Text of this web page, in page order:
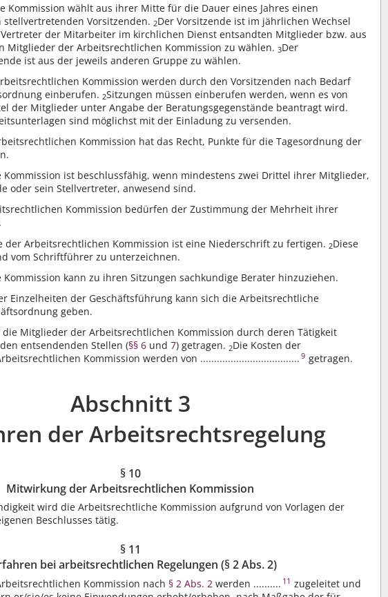
Kommission wählt aus ihrer Mitte für die Dauer eines Jahres einen
Vorsitzenden. 2Der Vorsitzende ist im jährlichen Wechsel
der Mitarbeiter im kirchlichen Dienst entsandten Mitglieder bzw. aus
Mitglieder der Arbeitsrechtlichen Kommission zu wählen.3Der
ist aus der jeweils anderen Gruppe zu wählen.
Kommission werden durch den Vorsitzenden nach Bedarf
einberufen. 2Sitzungen müssen einberufen werden, wenn es von
der Mitglieder unter Angabe der Beratungsgegenstände beantragt wird.
sind möglichst mit der Einladung zu versenden.
Kommission hat das Recht, Punkte für die Tagesordnung der
Kommission ist beschlussfähig, wenn mindestens zwei Drittel ihrer Mitglieder,
oder sein Stellvertreter, anwesend sind.
Kommission bedürfen der Zustimmung der Mehrheit ihrer
der Arbeitsrechtlichen Kommission ist eine Niederschrift zu fertigen. 2Diese
vom Schriftführer zu unterzeichnen.
kann zu ihren Sitzungen sachkundige Berater hinzuziehen.
Einzelheiten der Geschäftsführung kann sich die Arbeitsrechtliche
geben.
die Mitglieder der Arbeitsrechtlichen Kommission durch deren Tätigkeit
entsendenden Stellen (§§ 6 und7) getragen. 2Die Kosten der
Kommission werden von .................................... 9 getragen.
Abschnitt 3
der Arbeitsrechtsregelung
§ 10
Mitwirkung der Arbeitsrechtlichen Kommission
wird die Arbeitsrechtliche Kommission aufgrund von Vorlagen der
Beschlusses tätig.
§ 11
bei arbeitsrechtlichen Regelungen (§ 2 Abs. 2)
Kommission nach § 2 Abs. 2 werden .......... 11 zugeleitet und